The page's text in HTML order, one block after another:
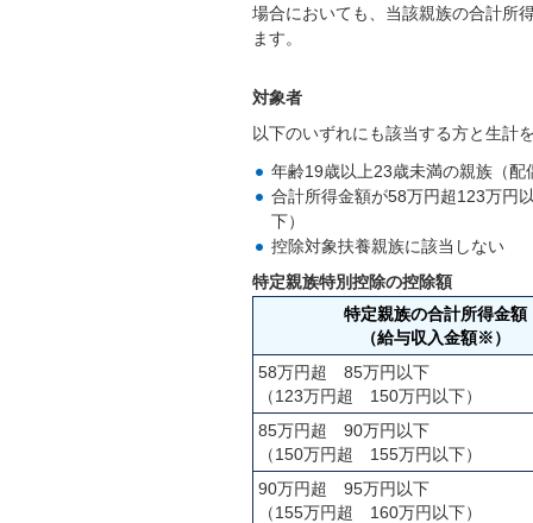
場合においても、当該親族の合計所
ます。
対象者
以下のいずれにも該当する方と生計
年齢19歳以上23歳未満の親族（
合計所得金額が58万円超123万円
下）
控除対象扶養親族に該当しない
特定親族特別控除の控除額
特定親族の合計所得金額
（給与収入金額※）
58万円超 85万円以下
（123万円超 150万円以下）
85万円超 90万円以下
（150万円超 155万円以下）
90万円超 95万円以下
（155万円超 160万円以下）